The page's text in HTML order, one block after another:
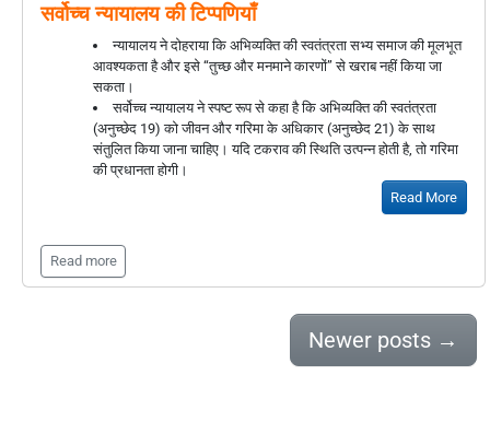
सर्वोच्च न्यायालय की टिप्पणियाँ
न्यायालय ने दोहराया कि अभिव्यक्ति की स्वतंत्रता सभ्य समाज की मूलभूत
आवश्यकता है और इसे “तुच्छ और मनमाने कारणों” से खराब नहीं किया जा
सकता।
सर्वोच्च न्यायालय ने स्पष्ट रूप से कहा है कि अभिव्यक्ति की स्वतंत्रता
(अनुच्छेद 19) को जीवन और गरिमा के अधिकार (अनुच्छेद 21) के साथ
संतुलित किया जाना चाहिए। यदि टकराव की स्थिति उत्पन्न होती है, तो गरिमा
की प्रधानता होगी।
Read More
Read more
Newer posts →